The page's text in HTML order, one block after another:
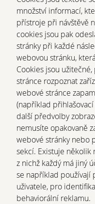
množství informací,
přístroje při návštěvě
cookies jsou pak
stránky při každé
webovou stránku,
Cookies jsou
stránce rozpoznat
webové stránce
(například
další předvolby
nemusíte opakovaně
webové stránky nebo
sekcí. Existuje několik
z nichž každý má jiný
se například používají
uživatele, pro
behaviorální reklamu.